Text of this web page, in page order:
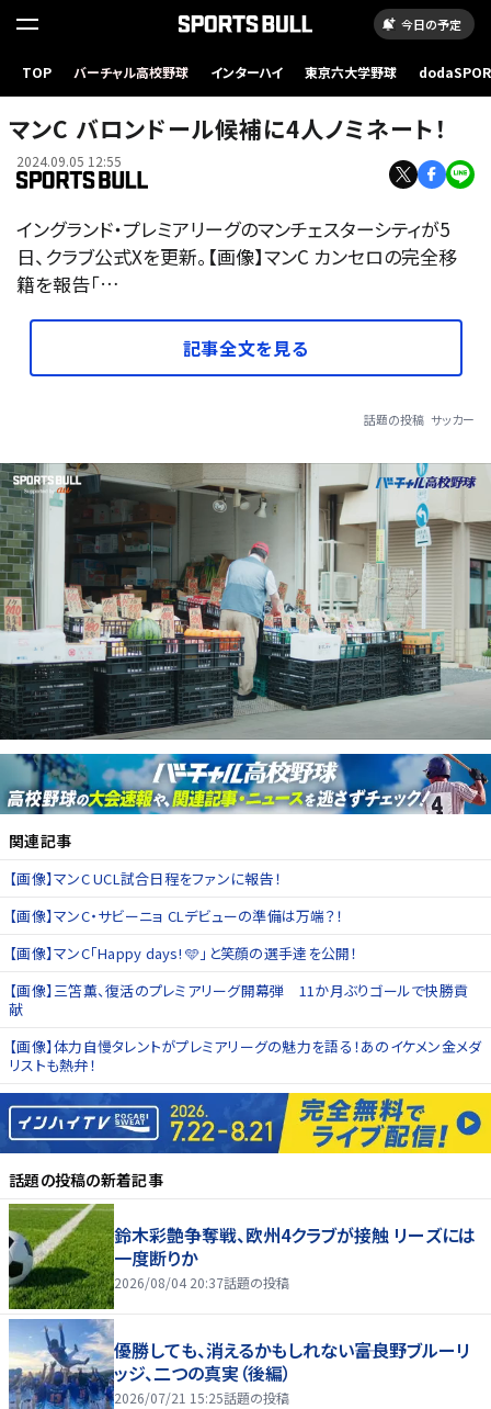
今日の予定
TOP バーチャル高校野球 インターハイ 東京六大学野球
マンC バロンドール候補に4人ノミネート！
2024.09.05 12:55
イングランド・プレミアリーグのマンチェスターシティが5
日、クラブ公式Xを更新。【画像】マンC カンセロの完全移
籍を報告「…
記事全文を見る
話題の投稿 サッカー
関連記事
【画像】マンC UCL試合日程をファンに報告！
【画像】マンC・サビーニョ CLデビューの準備は万端？！
【画像】マンC「Happy days! 🩵」と笑顔の選手達を公開！
【画像】三笘薫、復活のプレミアリーグ開幕弾 11か月ぶりゴールで快勝貢
献
【画像】体力自慢タレントがプレミアリーグの魅力を語る！あのイケメン金メダ
リストも熱弁！
話題の投稿の新着記事
鈴木彩艶争奪戦、欧州4クラブが接触 リーズには
一度断りか
2026/08/04 20:37話題の投稿
優勝しても、消えるかもしれない――富良野ブルーリ
ッジ、二つの真実（後編）
2026/07/21 15:25話題の投稿